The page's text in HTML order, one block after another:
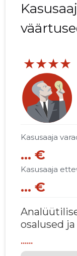
★★★★
Kasusaaja
... €
Kasusaaja
... €
osalused
......